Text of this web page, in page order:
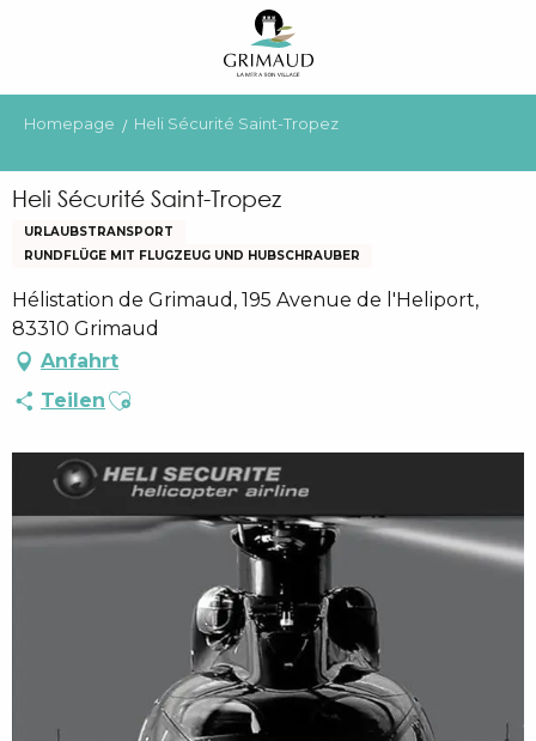
principal
Homepage Heli Sécurité Saint-Tropez
Heli Sécurité Saint-Tropez
URLAUBSTRANSPORT
RUNDFLÜGE MIT FLUGZEUG UND HUBSCHRAUBER
Hélistation de Grimaud, 195 Avenue de l'Heliport,
83310 Grimaud
Anfahrt
Teilen Ajouter aux favoris